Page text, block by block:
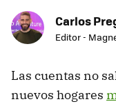
Carlos
Editor -
Las cuentas no
nuevos hogares